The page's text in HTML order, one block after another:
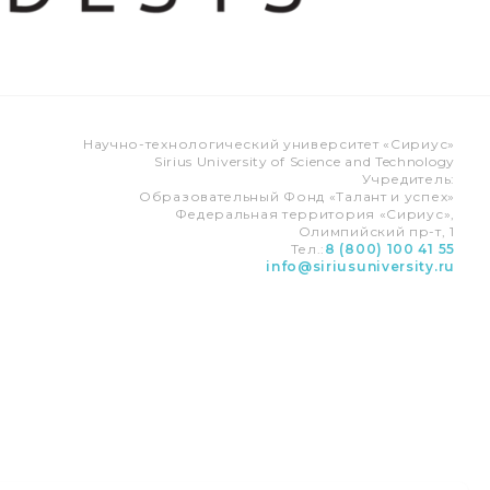
Научно-технологический университет «Сириус»
Sirius University of Science and Technology
Учредитель:
Образовательный Фонд «Талант и успех»
Федеральная территория «Сириус»,
Олимпийский пр-т, 1
Тел.: 8 (800) 100 41 55
info@siriusuniversity.ru